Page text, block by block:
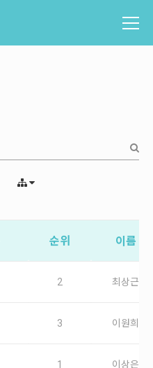
순위 이름
2 최상근
3 이원희
1 이상은